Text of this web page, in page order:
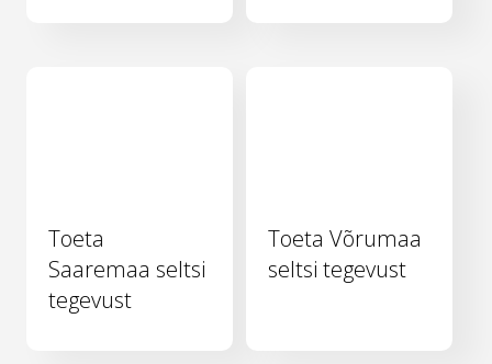
Toeta
Saaremaa seltsi
tegevust
Toeta Võrumaa
seltsi tegevust